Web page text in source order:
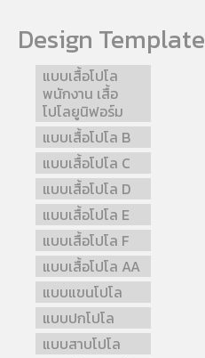
Design Template
แบบเสื้อโปโล
พนักงาน เสื้อ
โปโลยูนิฟอร์ม
แบบเสื้อโปโล B
แบบเสื้อโปโล C
แบบเสื้อโปโล D
แบบเสื้อโปโล E
แบบเสื้อโปโล F
แบบเสื้อโปโล AA
แบบแขนโปโล
แบบปกโปโล
แบบสาบโปโล